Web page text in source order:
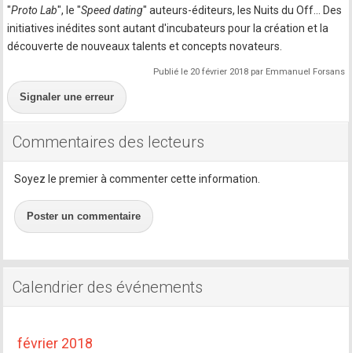
"Proto Lab", le "Speed dating" auteurs-éditeurs, les Nuits du Off... Des
initiatives inédites sont autant d'incubateurs pour la création et la
découverte de nouveaux talents et concepts novateurs.
Publié le 20 février 2018 par Emmanuel Forsans
Signaler une erreur
Commentaires des lecteurs
Soyez le premier à commenter cette information.
Poster un commentaire
Calendrier des événements
février 2018